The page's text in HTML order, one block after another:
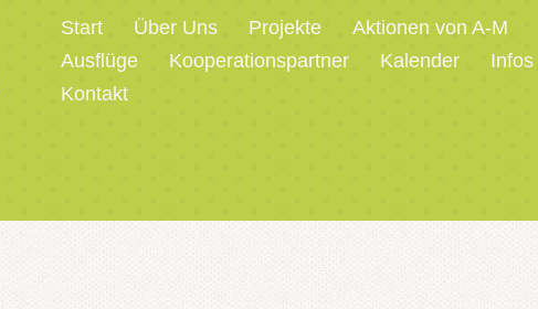
Start Über Uns Projekte Aktionen von A-M
Ausflüge
Kooperationspartner Kalender Infos
Kontakt